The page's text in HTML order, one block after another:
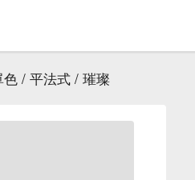
/ 平法式 / 璀璨